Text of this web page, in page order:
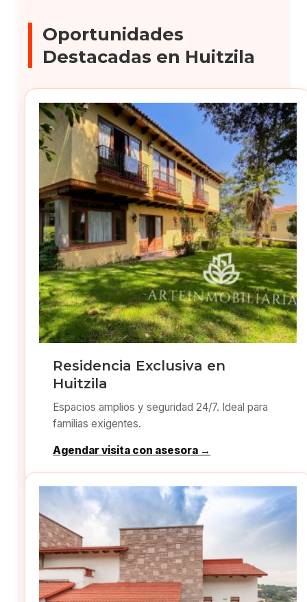
Oportunidades
Destacadas en Huitzila
Residencia Exclusiva en
Huitzila
Espacios amplios y seguridad 24/7. Ideal para
familias exigentes.
Agendar visita con asesora →